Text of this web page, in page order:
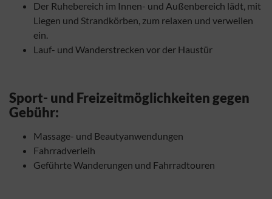
Der Ruhebereich im Innen- und Außenbereich lädt, mit
Liegen und Strandkörben, zum relaxen und verweilen
ein.
Lauf- und Wanderstrecken vor der Haustür
Sport- und Freizeitmöglichkeiten gegen
Gebühr:
Massage- und Beautyanwendungen
Fahrradverleih
Geführte Wanderungen und Fahrradtouren